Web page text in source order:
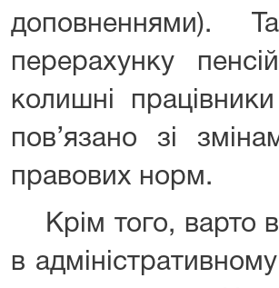
доповненнями).
перерахунку
колишні
пов’язано зі
правових норм.
Крім того, варто
в